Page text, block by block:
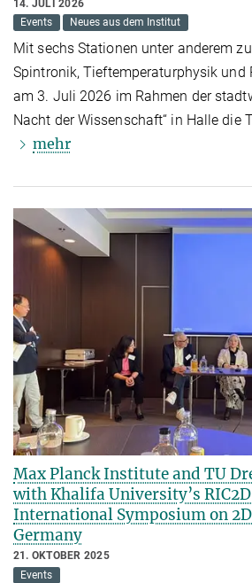
14. JULI 2026
Events
Neues aus dem Institut
Mit sechs Stationen unter anderem
Spintronik, Tieftemperaturphysik und
am 3. Juli 2026 im Rahmen der
Nacht der Wissenschaft“ in Halle die
mehr
Max Planck Institute and TU
with Khalifa University’s
International Symposium on
Germany
21. OKTOBER 2025
Events